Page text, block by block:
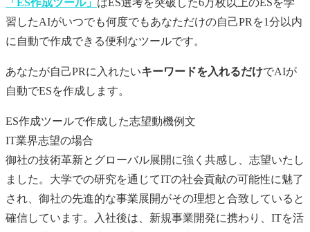
「ES作成ツール」 はES選考を突破した6万枚以上のESを学
習したAIがいつでも何度でもあなただけの自己PR を1分以内
に自動で作成できる便利なツールです。
あなたが自己PRに入れたいキーワードを入れるだけでAIが
自動でESを作成します。
ES作成ツールで作成した志望動機例文
IT業界志望の場合
御社の技術革新とグローバル展開に強く共感し、志望いたし
ました。大学での研究を通じてITの社会貢献の可能性に魅了
され、御社の先進的な事業展開がその理想と合致していると
確信しています。入社後は、新規事業開発に携わり、ITを活